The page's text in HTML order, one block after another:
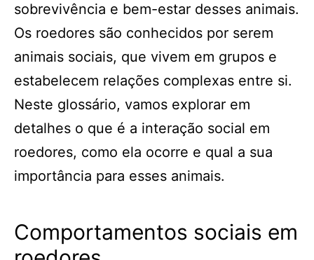
sobrevivência e bem-estar desses animais.
Os roedores são conhecidos por serem
animais sociais, que vivem em grupos e
estabelecem relações complexas entre si.
Neste glossário, vamos explorar em
detalhes o que é a interação social em
roedores, como ela ocorre e qual a sua
importância para esses animais.
Comportamentos sociais em